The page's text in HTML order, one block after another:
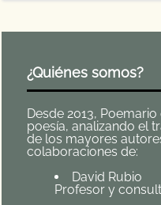
¿Quiénes somos?
Desde 2013,
poesía, analizando el
de los mayores
colaboraciones de:
David Rubio
Profesor y